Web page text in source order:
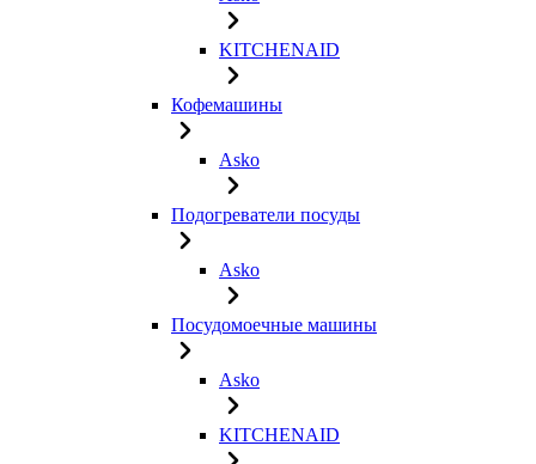
KITCHENAID
Кофемашины
Asko
Подогреватели посуды
Asko
Посудомоечные машины
Asko
KITCHENAID